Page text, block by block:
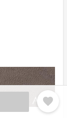
favorite